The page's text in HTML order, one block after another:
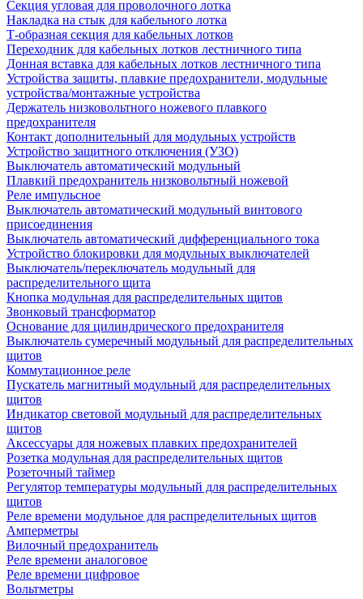
Секция угловая для проволочного лотка
Накладка на стык для кабельного лотка
Т-образная секция для кабельных лотков
Переходник для кабельных лотков лестничного типа
Донная вставка для кабельных лотков лестничного типа
Устройства защиты, плавкие предохранители, модульные
устройства/монтажные устройства
Держатель низковольтного ножевого плавкого
предохранителя
Контакт дополнительный для модульных устройств
Устройство защитного отключения (УЗО)
Выключатель автоматический модульный
Плавкий предохранитель низковольтный ножевой
Реле импульсное
Выключатель автоматический модульный винтового
присоединения
Выключатель автоматический дифференциального тока
Устройство блокировки для модульных выключателей
Выключатель/переключатель модульный для
распределительного щита
Кнопка модульная для распределительных щитов
Звонковый трансформатор
Основание для цилиндрического предохранителя
Выключатель сумеречный модульный для распределительных
щитов
Коммутационное реле
Пускатель магнитный модульный для распределительных
щитов
Индикатор световой модульный для распределительных
щитов
Аксессуары для ножевых плавких предохранителей
Розетка модульная для распределительных щитов
Розеточный таймер
Регулятор температуры модульный для распределительных
щитов
Реле времени модульное для распределительных щитов
Амперметры
Вилочный предохранитель
Реле времени аналоговое
Реле времени цифровое
Вольтметры